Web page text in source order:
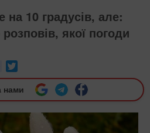
10 градусів, але:
якої погоди
нами